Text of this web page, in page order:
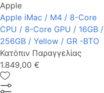
Apple
Apple iMac / M4 / 8-Core
CPU / 8-Core GPU / 16GB /
256GB / Yellow / GR -BTO
Κατόπιν Παραγγελίας
1.849,00 €